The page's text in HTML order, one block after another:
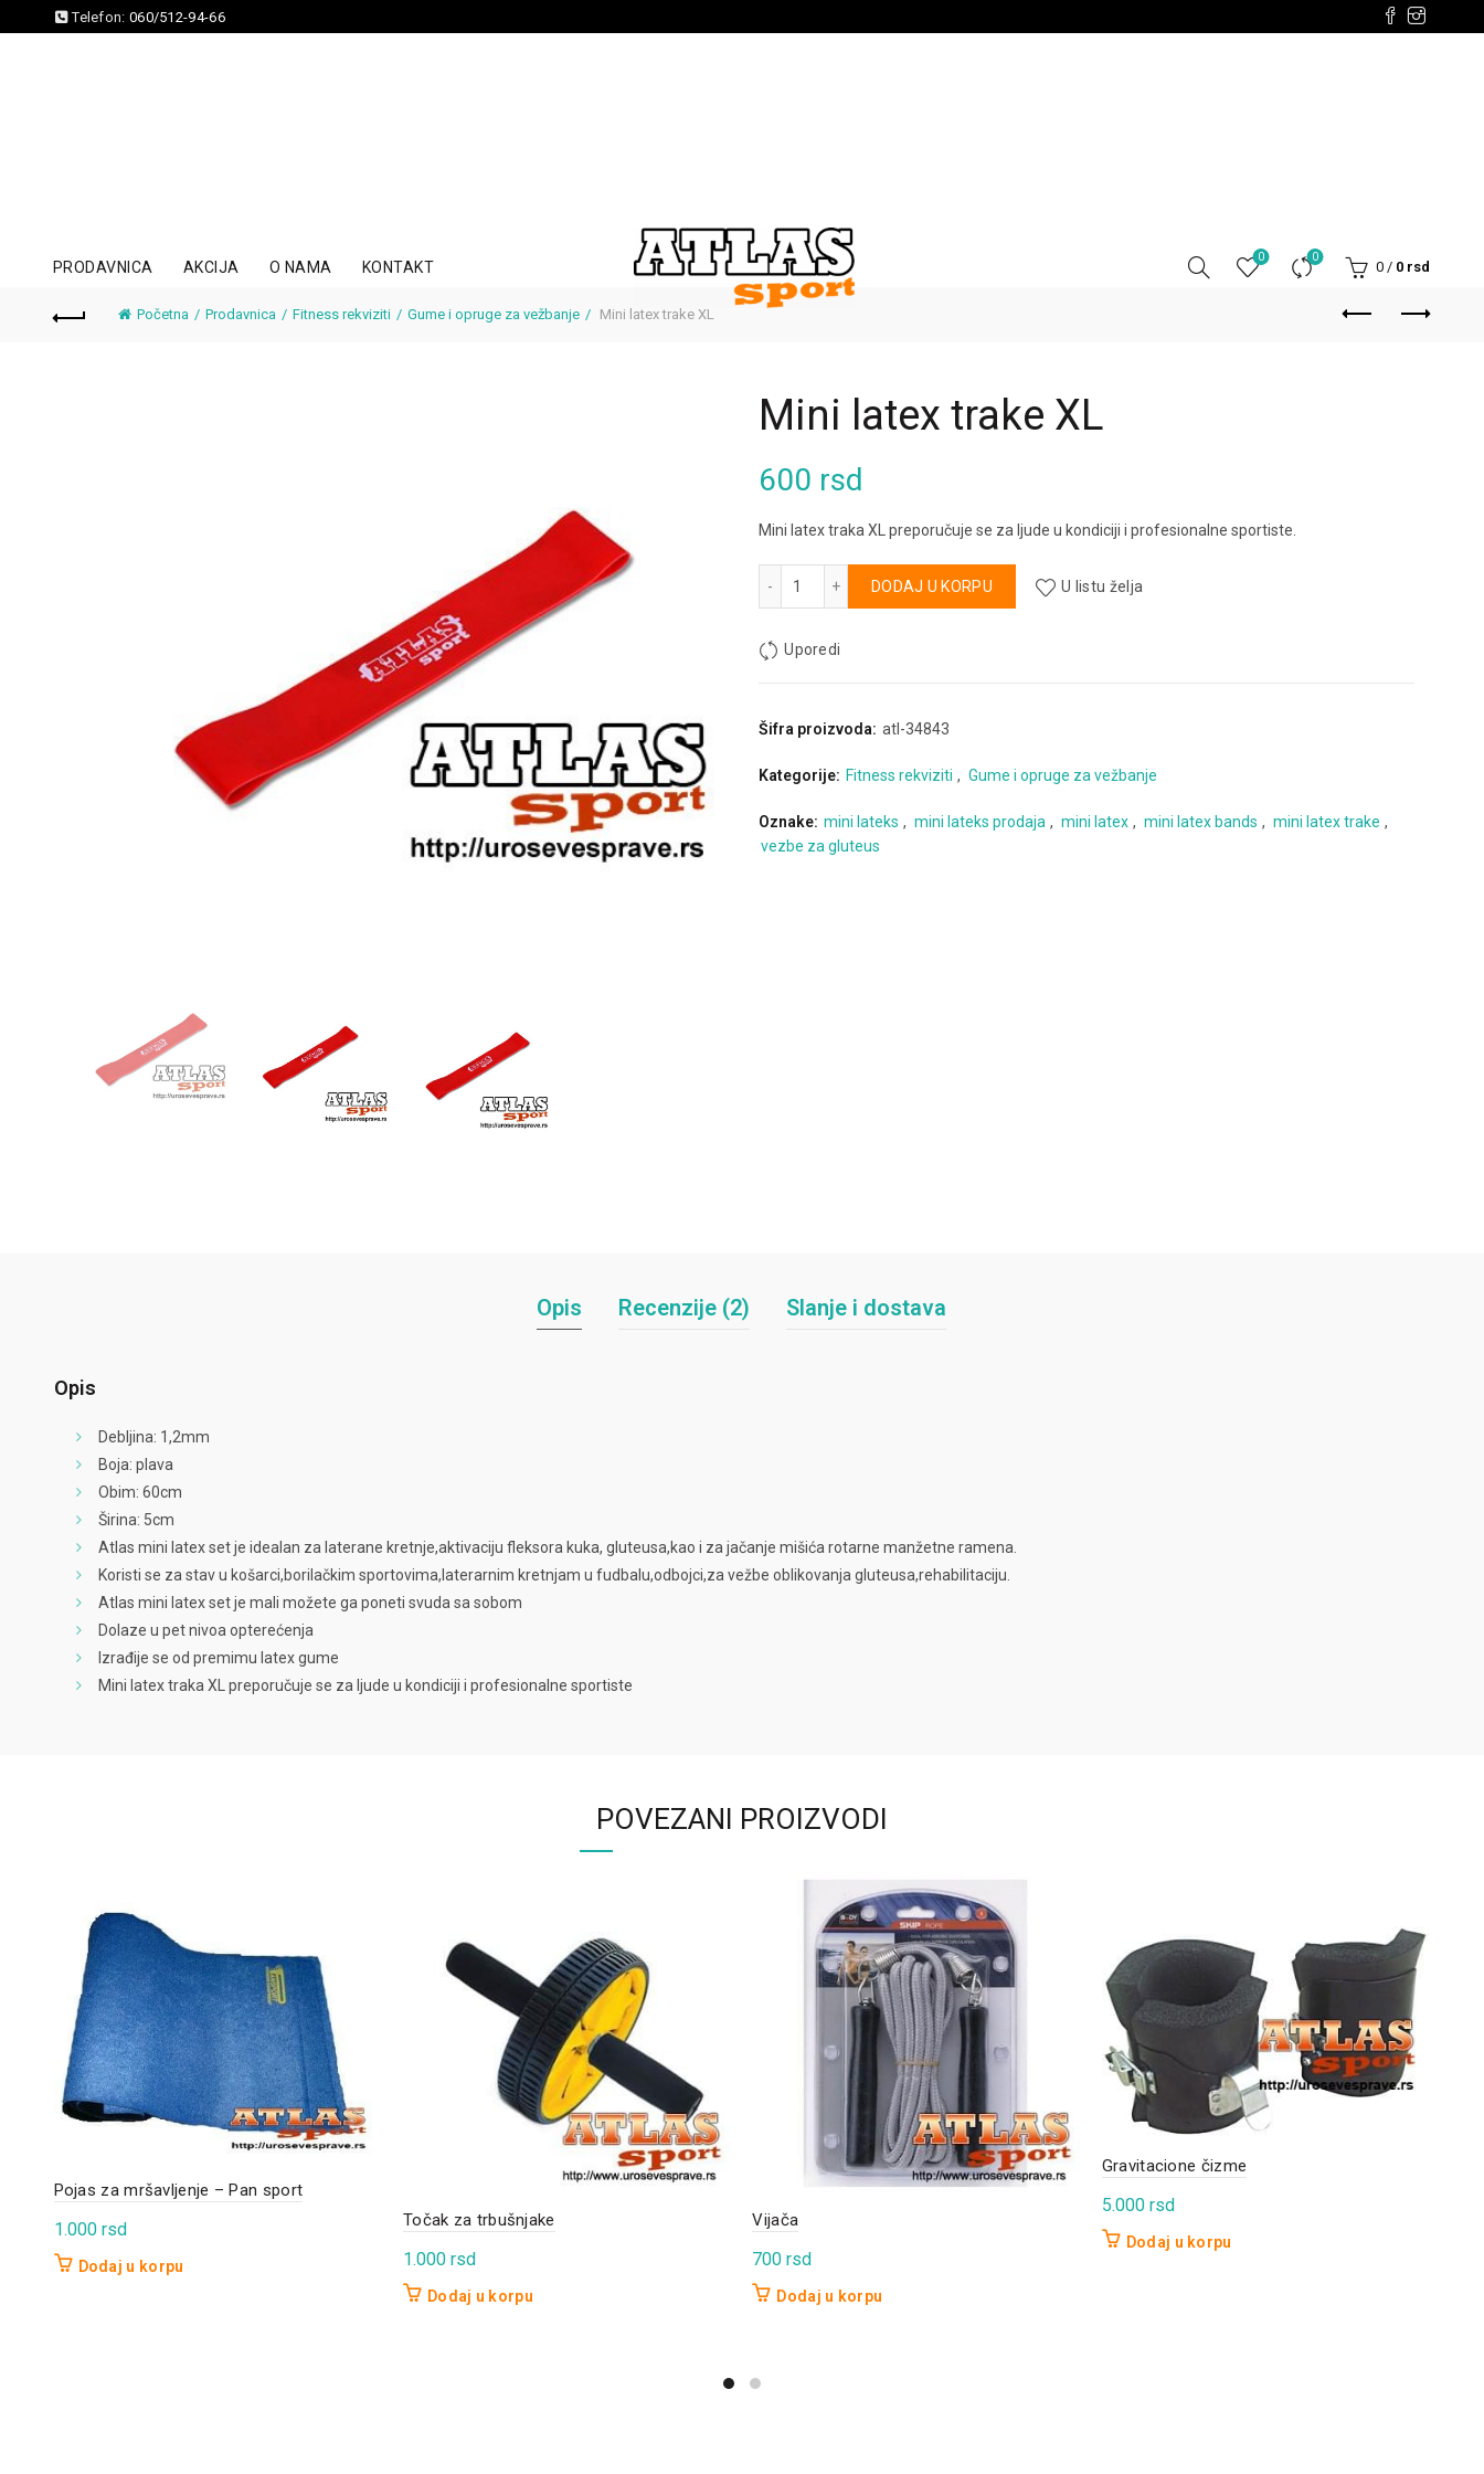
Telefon: 060/512-94-66
PRODAVNICA AKCIJA O NAMA KONTAKT
0 0
0 / 0 rsd
Početna Prodavnica Fitness rekviziti Gume i opruge za vežbanje Mini latex trake XL
Mini latex trake XL
600 rsd
Mini latex traka XL preporučuje se za ljude u kondiciji i profesionalne sportiste.
DODAJ U KORPU
Alternative:
U listu želja
Uporedi
Šifra proizvoda: atl-34843
Kategorije: Fitness rekviziti , Gume i opruge za vežbanje
Oznake: mini lateks , mini lateks prodaja , mini latex , mini latex bands , mini latex trake ,
vezbe za gluteus
Opis Recenzije (2) Slanje i dostava
Opis
Debljina: 1,2mm
Boja: plava
Obim: 60cm
Širina: 5cm
Atlas mini latex set je idealan za laterane kretnje,aktivaciju fleksora kuka, gluteusa,kao i za jačanje mišića rotarne manžetne ramena.
Koristi se za stav u košarci,borilačkim sportovima,laterarnim kretnjam u fudbalu,odbojci,za vežbe oblikovanja gluteusa,rehabilitaciju.
Atlas mini latex set je mali možete ga poneti svuda sa sobom
Dolaze u pet nivoa opterećenja
Izrađije se od premimu latex gume
Mini latex traka XL preporučuje se za ljude u kondiciji i profesionalne sportiste
POVEZANI PROIZVODI
Pojas za mršavljenje – Pan sport
1.000 rsd
Dodaj u korpu
Točak za trbušnjake
1.000 rsd
Dodaj u korpu
Vijača
700rsd
Dodaj u korpu
Gravitacione čizme
5.000 rsd
Dodaj u korpu